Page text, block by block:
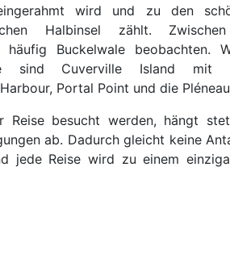
wird und zu den
Halbinsel zählt.
häufig Buckelwale beobachten.
sind Cuverville Island mit
Portal Point und die
Reise besucht werden, hängt
ab. Dadurch gleicht keine
jede Reise wird zu einem